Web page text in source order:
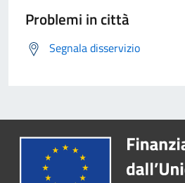
Problemi in città
Segnala disservizio